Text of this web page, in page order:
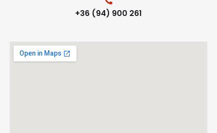
+36 (94) 900 261